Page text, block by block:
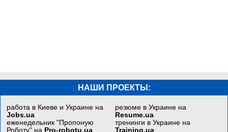
НАШИ ПРОЕКТЫ:
работа в Киеве и Украине на
Jobs.ua
еженедельник "Пропоную
Роботу" на Pro-robotu.ua
резюме в Украине на
Resume.ua
тренинги в Украине на
Training.ua